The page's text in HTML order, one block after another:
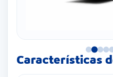
Características